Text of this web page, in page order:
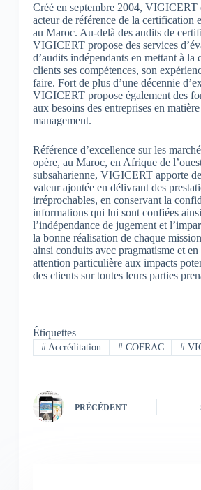
Créé en septembre 2004, VIGICERT
acteur de référence de la certification
au Maroc. Au-delà des audits de
VIGICERT propose des services
d’audits indépendants en mettant à la
clients ses compétences, son
faire. Fort de plus d’une décennie
VIGICERT propose également des
aux besoins des entreprises en
management.
Référence d’excellence sur les
opère, au Maroc, en Afrique de
subsaharienne, VIGICERT apporte
valeur ajoutée en délivrant des
irréprochables, en conservant la
informations qui lui sont confiées
l’indépendance de jugement et
la bonne réalisation de chaque
ainsi conduits avec pragmatisme et
attention particulière aux impacts
des clients sur toutes leurs parties
Étiquettes
#Accréditation #COFRAC #
PRÉCÉDENT